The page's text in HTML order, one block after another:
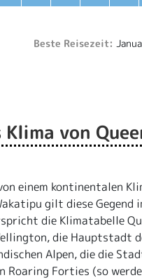
Beste Reisezeit:
von
einem kontinentalen
gilt diese
die Klimatabelle
die Hauptstadt
Alpen, die die
Roaring Forties (so